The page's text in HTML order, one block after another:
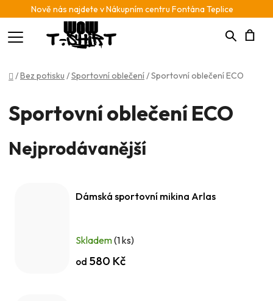
Nově nás najdete v Nákupním centru Fontána Teplice
Hledat
Domů
/Bez potisku /Sportovní oblečení/Sportovní oblečení ECO
Sportovní oblečení ECO
Nejprodávanější
Dámská sportovní mikina Arlas
Skladem(1 ks)
od 580 Kč